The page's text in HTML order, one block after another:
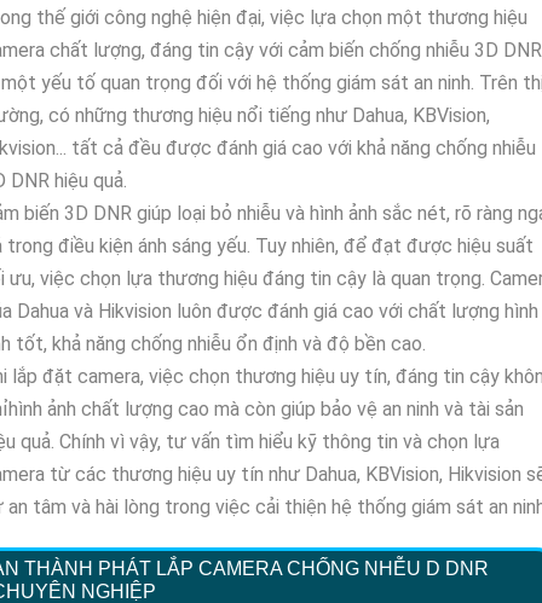
thế giới công nghệ hiện đại, việc lựa chọn một thương hiệu
chất lượng, đáng tin cậy với cảm biến chống nhiễu 3D DNR
yếu tố quan trọng đối với hệ thống giám sát an ninh. Trên
có những thương hiệu nổi tiếng như Dahua, KBVision,
tất cả đều được đánh giá cao với khả năng chống nhiễu
DNR hiệu quả.
biến 3D DNR giúp loại bỏ nhiễu và hình ảnh sắc nét, rõ ràng
trong điều kiện ánh sáng yếu. Tuy nhiên, để đạt được hiệu suất
ưu, việc chọn lựa thương hiệu đáng tin cậy là quan trọng.
Dahua và Hikvision luôn được đánh giá cao với chất lượng hình
tốt, khả năng chống nhiễu ổn định và độ bền cao.
lắp đặt camera, việc chọn thương hiệu uy tín, đáng tin cậy
ảnh chất lượng cao mà còn giúp bảo vệ an ninh và tài sản
quả. Chính vì vậy, tư vấn tìm hiểu kỹ thông tin và chọn lựa
từ các thương hiệu uy tín như Dahua, KBVision, Hikvision
an tâm và hài lòng trong việc cải thiện hệ thống giám sát an
THÀNH PHÁT LẮP CAMERA CHỐNG NHỄU D DNR
NGHIỆP